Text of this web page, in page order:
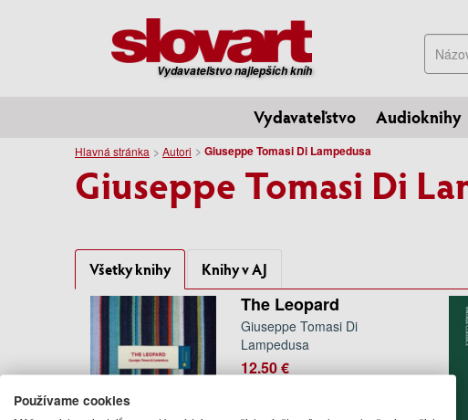
Vydavateľstvo najlepších kníh
Hľadať
Vydavateľstvo Audioknihy
Hlavná stránka Autori Giuseppe Tomasi Di Lampedusa
Giuseppe Tomasi Di
Všetky knihy Knihy v AJ
The Leopard
Giuseppe Tomasi Di
Lampedusa
12.50 €
Používame cookies